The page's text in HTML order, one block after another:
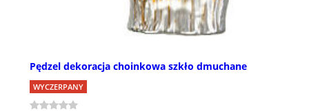
Pędzel dekoracja choinkowa szkło dmuchane
WYCZERPANY